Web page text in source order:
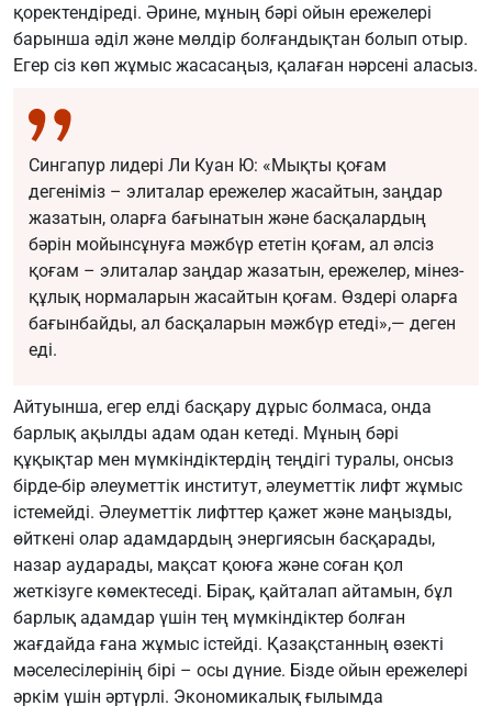
қоректендіреді. Әрине, мұның бәрі ойын ережелері
барынша әділ және мөлдір болғандықтан болып отыр.
Егер сіз көп жұмыс жасасаңыз, қалаған нәрсені аласыз.
Сингапур лидері Ли Куан Ю: «Мықты қоғам
дегеніміз – элиталар ережелер жасайтын, заңдар
жазатын, оларға бағынатын және басқалардың
бәрін мойынсұнуға мәжбүр ететін қоғам, ал әлсіз
қоғам – элиталар заңдар жазатын, ережелер, мінез-
құлық нормаларын жасайтын қоғам. Өздері оларға
бағынбайды, ал басқаларын мәжбүр етеді»,— деген
еді.
Айтуынша, егер елді басқару дұрыс болмаса, онда
барлық ақылды адам одан кетеді. Мұның бәрі
құқықтар мен мүмкіндіктердің теңдігі туралы, онсыз
бірде-бір әлеуметтік институт, әлеуметтік лифт жұмыс
істемейді. Әлеуметтік лифттер қажет және маңызды,
өйткені олар адамдардың энергиясын басқарады,
назар аударады, мақсат қоюға және соған қол
жеткізуге көмектеседі. Бірақ, қайталап айтамын, бұл
барлық адамдар үшін тең мүмкіндіктер болған
жағдайда ғана жұмыс істейді. Қазақстанның өзекті
мәселесілерінің бірі – осы дүние. Бізде ойын ережелері
әркім үшін әртүрлі. Экономикалық ғылымда